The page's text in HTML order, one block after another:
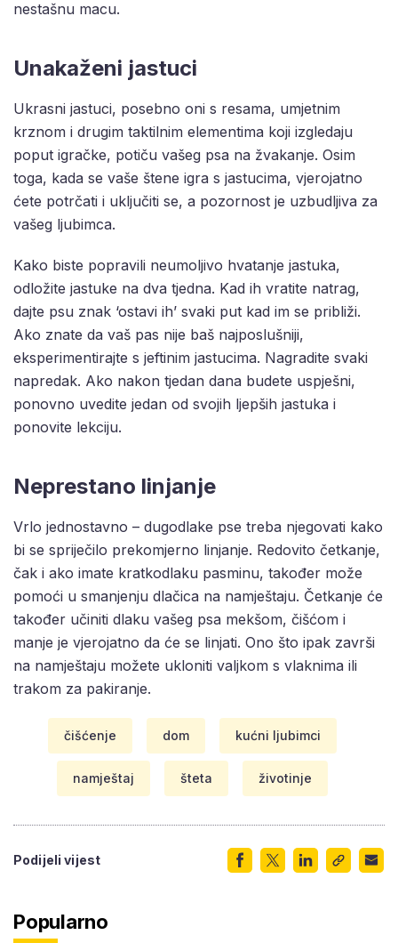
nestašnu macu.
Unakaženi jastuci
Ukrasni jastuci, posebno oni s resama, umjetnim
krznom i drugim taktilnim elementima koji izgledaju
poput igračke, potiču vašeg psa na žvakanje. Osim
toga, kada se vaše štene igra s jastucima, vjerojatno
ćete potrčati i uključiti se, a pozornost je uzbudljiva za
vašeg ljubimca.
Kako biste popravili neumoljivo hvatanje jastuka,
odložite jastuke na dva tjedna. Kad ih vratite natrag,
dajte psu znak ‘ostavi ih’ svaki put kad im se približi.
Ako znate da vaš pas nije baš najposlušniji,
eksperimentirajte s jeftinim jastucima. Nagradite svaki
napredak. Ako nakon tjedan dana budete uspješni,
ponovno uvedite jedan od svojih ljepših jastuka i
ponovite lekciju.
Neprestano linjanje
Vrlo jednostavno – dugodlake pse treba njegovati kako
bi se spriječilo prekomjerno linjanje. Redovito četkanje,
čak i ako imate kratkodlaku pasminu, također može
pomoći u smanjenju dlačica na namještaju. Četkanje će
također učiniti dlaku vašeg psa mekšom, čišćom i
manje je vjerojatno da će se linjati. Ono što ipak završi
na namještaju možete ukloniti valjkom s vlaknima ili
trakom za pakiranje.
čišćenje dom kućni ljubimci
namještaj šteta životinje
Podijeli vijest
Popularno